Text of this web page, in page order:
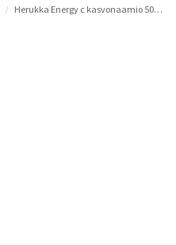
/ Herukka Energy c kasvonaamio 50 ml